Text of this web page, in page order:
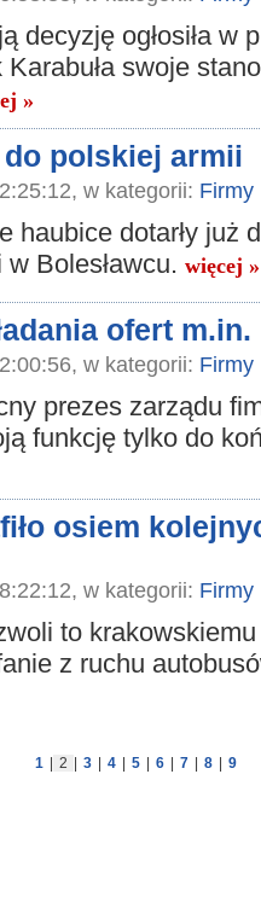
decyzję ogłosiła w
swoje
»
polskiej armii
w kategorii: Firmy
haubice dotarły już
Bolesławcu. więcej »
ofert m.in.
w kategorii: Firmy
prezes zarządu
funkcję tylko do
osiem
w kategorii: Firmy
to krakowskiemu
z ruchu
1 2 3 4 5 6 7 8 9